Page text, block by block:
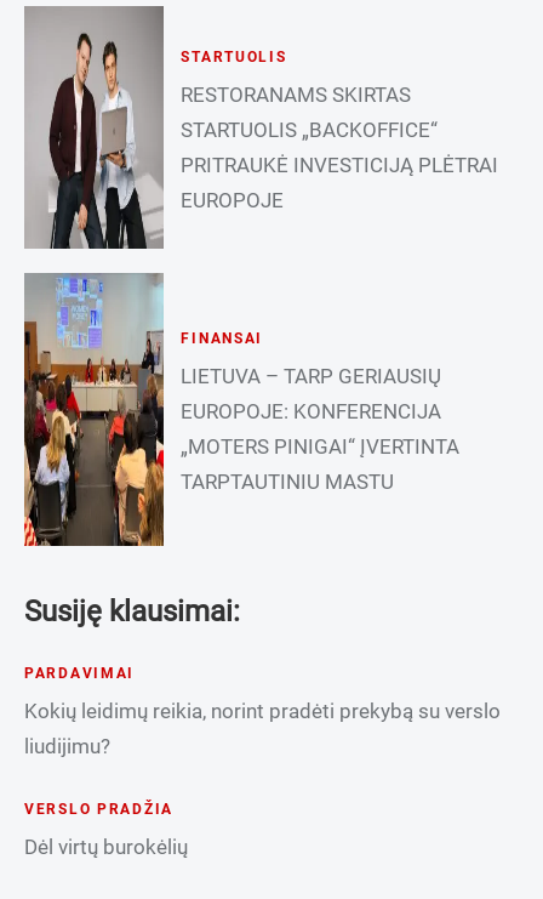
STARTUOLIS
RESTORANAMS SKIRTAS
STARTUOLIS „BACKOFFICE“
PRITRAUKĖ INVESTICIJĄ PLĖTRAI
EUROPOJE
FINANSAI
LIETUVA – TARP GERIAUSIŲ
EUROPOJE: KONFERENCIJA
„MOTERS PINIGAI“ ĮVERTINTA
TARPTAUTINIU MASTU
Susiję klausimai:
PARDAVIMAI
Kokių leidimų reikia, norint pradėti prekybą su verslo
liudijimu?
VERSLO PRADŽIA
Dėl virtų burokėlių